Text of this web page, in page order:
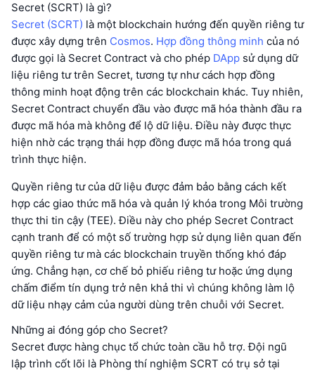
Secret (SCRT) là gì?
Secret (SCRT) là một blockchain hướng đến quyền riêng tư
được xây dựng trên Cosmos. Hợp đồng thông minh của nó
được gọi là Secret Contract và cho phép DApp sử dụng dữ
liệu riêng tư trên Secret, tương tự như cách hợp đồng
thông minh hoạt động trên các blockchain khác. Tuy nhiên,
Secret Contract chuyển đầu vào được mã hóa thành đầu ra
được mã hóa mà không để lộ dữ liệu. Điều này được thực
hiện nhờ các trạng thái hợp đồng được mã hóa trong quá
trình thực hiện.
Quyền riêng tư của dữ liệu được đảm bảo bằng cách kết
hợp các giao thức mã hóa và quản lý khóa trong Môi trường
thực thi tin cậy (TEE). Điều này cho phép Secret Contract
cạnh tranh để có một số trường hợp sử dụng liên quan đến
quyền riêng tư mà các blockchain truyền thống khó đáp
ứng. Chẳng hạn, cơ chế bỏ phiếu riêng tư hoặc ứng dụng
chấm điểm tín dụng trở nên khả thi vì chúng không làm lộ
dữ liệu nhạy cảm của người dùng trên chuỗi với Secret.
Những ai đóng góp cho Secret?
Secret được hàng chục tổ chức toàn cầu hỗ trợ. Đội ngũ
lập trình cốt lõi là Phòng thí nghiệm SCRT có trụ sở tại